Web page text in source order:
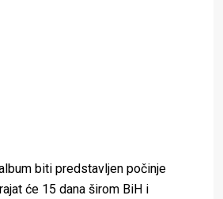
biti predstavljen počinje
će 15 dana širom BiH i